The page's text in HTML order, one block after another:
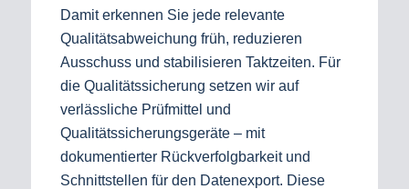
Damit erkennen Sie jede relevante
Qualitätsabweichung früh, reduzieren
Ausschuss und stabilisieren Taktzeiten. Für
die Qualitätssicherung setzen wir auf
verlässliche Prüfmittel und
Qualitätssicherungsgeräte – mit
dokumentierter Rückverfolgbarkeit und
Schnittstellen für den Datenexport. Diese